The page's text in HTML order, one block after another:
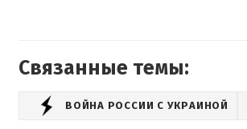
Связанные темы:
ВОЙНА РОССИИ С УКРАИНОЙ